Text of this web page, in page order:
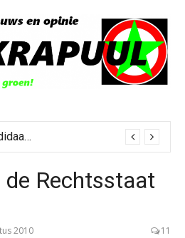
Bestorming Ceuta gevolg van op sociale media verspreide hoax?
Rechtsstaat
2010 11